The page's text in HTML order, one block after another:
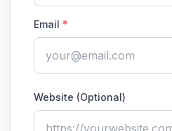
Email *
Website (Optional)